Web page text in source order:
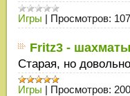
Игры | Просмотров:
Fritz3 - шахматы
Старая, но
Игры | Просмотров: